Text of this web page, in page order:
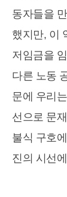
동자들을
했지만, 이
저임금을
다른 노동
문에 우리
선으로 문
불식 구호
진의 시선